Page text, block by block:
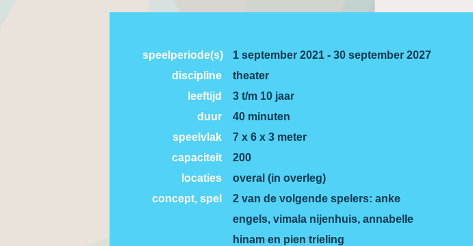
speelperiode(s)
1 september 2021 - 30 september 2027
discipline
theater
leeftijd
3 t/m 10 jaar
duur
40 minuten
speelvlak
7 x 6 x 3 meter
capaciteit
200
locaties
overal (in overleg)
concept, spel
2 van de volgende spelers: anke
engels, vimala nijenhuis, annabelle
hinam en pien trieling